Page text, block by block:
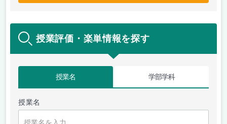
授業評価・楽単情報を探す
授業名 学部学科
授業名